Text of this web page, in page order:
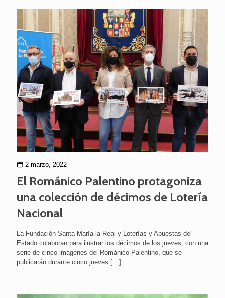
2 marzo, 2022
El Románico Palentino protagoniza
una colección de décimos de Lotería
Nacional
La Fundación Santa María la Real y Loterías y Apuestas del
Estado colaboran para ilustrar los décimos de los jueves, con una
serie de cinco imágenes del Románico Palentino, que se
publicarán durante cinco jueves […]